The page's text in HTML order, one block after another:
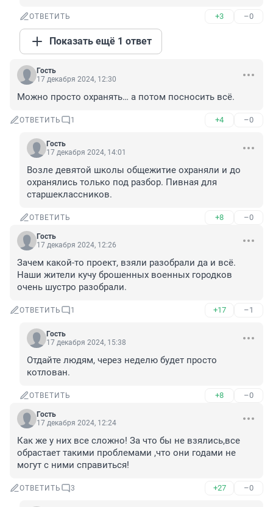
ОТВЕТИТЬ +3 –0
Показать ещё 1 ответ
Гость
17 декабря 2024, 12:30
Можно просто охранять… а потом посносить всё.
ОТВЕТИТЬ 1 +4 –0
Гость
17 декабря 2024, 14:01
Возле девятой школы общежитие охраняли и до
охранялись только под разбор. Пивная для
старшеклассников.
ОТВЕТИТЬ +8 –0
Гость
17 декабря 2024, 12:26
Зачем какой-то проект, взяли разобрали да и всё.
Наши жители кучу брошенных военных городков
очень шустро разобрали.
ОТВЕТИТЬ 1 +17 –1
Гость
17 декабря 2024, 15:38
Отдайте людям, через неделю будет просто
котлован.
ОТВЕТИТЬ +8 –0
Гость
17 декабря 2024, 12:24
Как же у них все сложно! За что бы не взялись,все
обрастает такими проблемами ,что они годами не
могут с ними справиться!
ОТВЕТИТЬ 3 +27 –0